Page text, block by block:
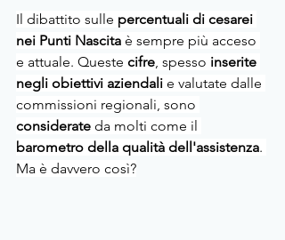
Il dibattito sulle percentuali di cesarei
nei Punti Nascita è sempre più acceso
e attuale. Queste cifre, spesso inserite
negli obiettivi aziendali e valutate dalle
commissioni regionali, sono
considerate da molti come il
barometro della qualità dell'assistenza.
Ma è davvero così?